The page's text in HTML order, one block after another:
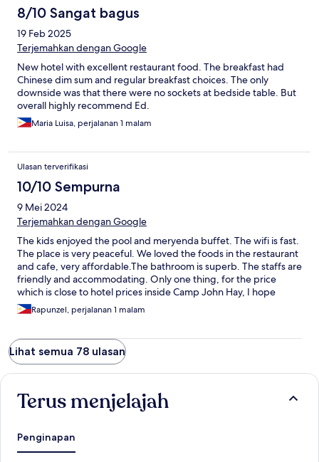
8/10 Sangat bagus
19 Feb 2025
Terjemahkan dengan Google
New hotel with excellent restaurant food. The breakfast had
Chinese dim sum and regular breakfast choices. The only
downside was that there were no sockets at bedside table. But
overall highly recommend Ed.
Maria Luisa, perjalanan 1 malam
Ulasan terverifikasi
10/10 Sempurna
9 Mei 2024
Terjemahkan dengan Google
The kids enjoyed the pool and meryenda buffet. The wifi is fast.
The place is very peaceful. We loved the foods in the restaurant
and cafe, very affordable.The bathroom is superb. The staffs are
friendly and accommodating. Only one thing, for the price
which is close to hotel prices inside Camp John Hay, I hope
someone will help us with our bags as well.
Rapunzel, perjalanan 1 malam
Lihat semua 78 ulasan
Terus menjelajah
Penginapan